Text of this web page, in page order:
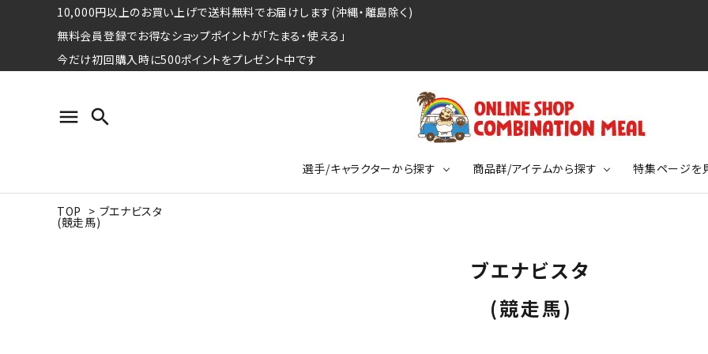
10,000円以上のお買い上げで送料無料でお届けします(沖縄・離島除く)
無料会員登録でお得なショップポイントが「たまる・使える」
今だけ初回購入時に500ポイントをプレゼント中です
menu search
選手/キャラクターから探す
プロ野球選手コレクション
競走馬コレクション
商品群/アイテムから探す
Tシャツ
KIDSサイズ
特集ページを
特集ページ
TOP > ブエナビスタ
(競走馬)
ブエナビスタ
(競走馬)